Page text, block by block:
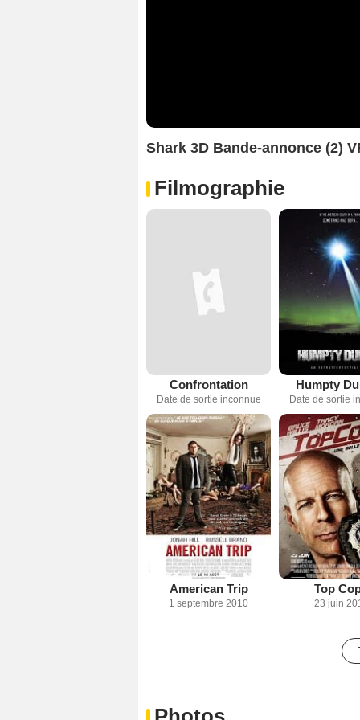
Shark 3D Bande-annonce (2)
Filmographie
Confrontation
Date de sortie inconnue
Humpty
Date de sortie
American Trip
1 septembre 2010
Top
23 juin